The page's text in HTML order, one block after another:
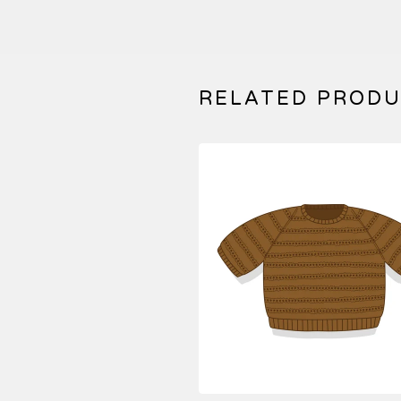
RELATED